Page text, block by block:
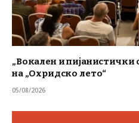
„Вокален и пијанистички
на „Охридско лето“
05/08/2026